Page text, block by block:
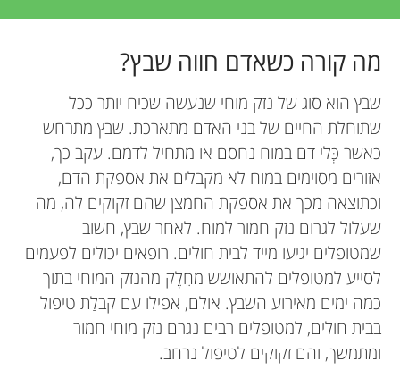
מה קורה כשאדם חווה שבץ?
שבץ הוא סוג של נזק מוחי שנעשה שכיח יותר ככל
שתוחלת החיים של בני האדם מתארכת. שבץ מתרחש
כאשר כְּלי דם במוח נחסם או מתחיל לדמם. עקב כך,
אזורים מסוימים במוח לא מקבלים את אספקת הדם,
וכתוצאה מכך את אספקת החמצן שהם זקוקים לה, מה
שעלול לגרום נזק חמור למוח. לאחר שבץ, חשוב
שמטופלים יגיעו מייד לבית חולים. רופאים יכולים לפעמים
לסייע למטופלים להתאושש מחֵלֶק מהנזק המוחי בתוך
כמה ימים מאירוע השבץ. אולם, אפילו עם קבלַת טיפול
בבית חולים, למטופלים רבים נגרם נזק מוחי חמור
ומתמשך, והם זקוקים לטיפול נרחב.